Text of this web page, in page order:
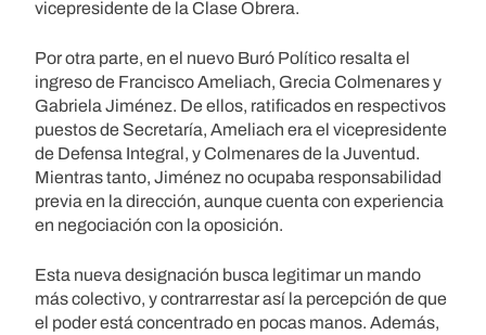
vicepresidente de la Clase Obrera.
Por otra parte, en el nuevo Buró Político resalta el
ingreso de Francisco Ameliach, Grecia Colmenares y
Gabriela Jiménez. De ellos, ratificados en respectivos
puestos de Secretaría, Ameliach era el vicepresidente
de Defensa Integral, y Colmenares de la Juventud.
Mientras tanto, Jiménez no ocupaba responsabilidad
previa en la dirección, aunque cuenta con experiencia
en negociación con la oposición.
Esta nueva designación busca legitimar un mando
más colectivo, y contrarrestar así la percepción de que
el poder está concentrado en pocas manos. Además,